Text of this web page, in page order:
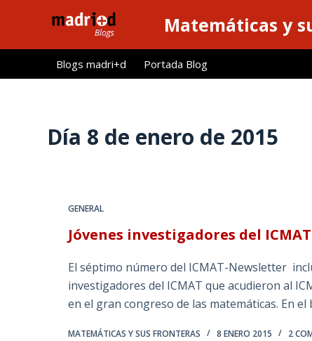
l
Matemáticas y
Blogs madri+d Portada Blog
Día 8 de enero de 2015
GENERAL
Jóvenes investigadores del
El séptimo número del ICMAT-Newsletter
investigadores del ICMAT que acudieron al
en el gran congreso de las matemáticas. En
MATEMÁTICAS Y SUS FRONTERAS 8 ENERO 2015 2